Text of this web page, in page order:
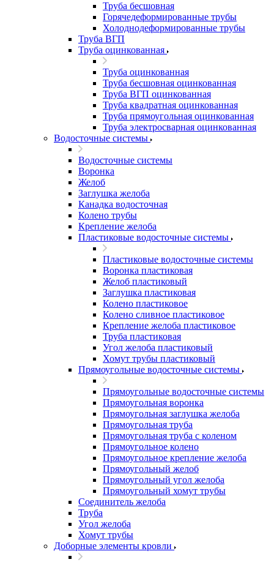
Труба бесшовная
Горячедеформированные трубы
Холоднодеформированные трубы
Труба ВГП
Труба оцинкованная
Труба оцинкованная
Труба бесшовная оцинкованная
Труба ВГП оцинкованная
Труба квадратная оцинкованная
Труба прямоугольная оцинкованная
Труба электросварная оцинкованная
Водосточные системы
Водосточные системы
Воронка
Желоб
Заглушка желоба
Канадка водосточная
Колено трубы
Крепление желоба
Пластиковые водосточные системы
Пластиковые водосточные системы
Воронка пластиковая
Желоб пластиковый
Заглушка пластиковая
Колено пластиковое
Колено сливное пластиковое
Крепление желоба пластиковое
Труба пластиковая
Угол желоба пластиковый
Хомут трубы пластиковый
Прямоугольные водосточные системы
Прямоугольные водосточные системы
Прямоугольная воронка
Прямоугольная заглушка желоба
Прямоугольная труба
Прямоугольная труба c коленом
Прямоугольное колено
Прямоугольное крепление желоба
Прямоугольный желоб
Прямоугольный угол желоба
Прямоугольный хомут трубы
Соединитель желоба
Труба
Угол желоба
Хомут трубы
Доборные элементы кровли